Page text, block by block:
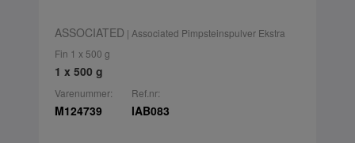
ASSOCIATED | Associated Pimpsteinspulver Ekstra
Fin 1 x 500 g
1 x 500 g
Varenummer:
M124739
Ref.nr:
lAB083